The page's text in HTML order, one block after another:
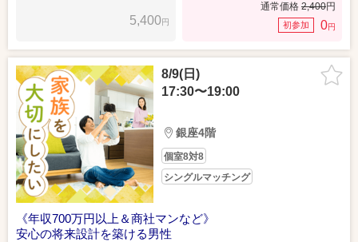
5,400円
通常価格 2,400円
初参加 0円
8/9(日)
17:30〜19:00
銀座4階
個室8対8
シングルマッチング
《年収700万円以上＆商社マンなど》
安心の将来設計を築ける男性